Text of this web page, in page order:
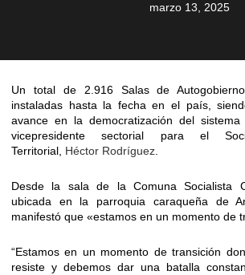
marzo 13, 2025
Un total de 2.916 Salas de
instaladas hasta la fecha en el país,
avance en la democratización del
vicepresidente sectorial para el
Territorial, Héctor Rodríguez.
Desde la sala de la Comuna Socialista
ubicada en la parroquia caraqueña de
manifestó que «estamos en un momento de
“Estamos en un momento de transición
resiste y debemos dar una batalla